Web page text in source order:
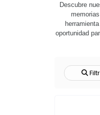
Descubre
oportunidad
y